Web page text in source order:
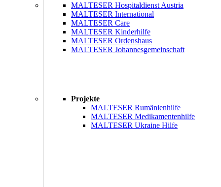
MALTESER Hospitaldienst Austria
MALTESER International
MALTESER Care
MALTESER Kinderhilfe
MALTESER Ordenshaus
MALTESER Johannesgemeinschaft
Projekte
MALTESER Rumänienhilfe
MALTESER Medikamentenhilfe
MALTESER Ukraine Hilfe